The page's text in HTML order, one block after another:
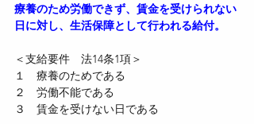
療養のため労働できず、賃金を受けられない
日に対し、生活保障として行われる給付。
＜支給要件　法14条1項＞
１　療養のためである
２　労働不能である
３　賃金を受けない日である